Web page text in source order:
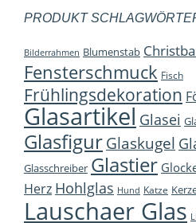
PRODUKT
Bilderrahmen Blumenstab
Fensterschmuck Fisch
Frühlingsdekoration
Glasartikel Glasei
Glasfigur Glaskugel
Glasschreiber Glastier
Herz Hohlglas Hund Katze
Lauschaer Glas